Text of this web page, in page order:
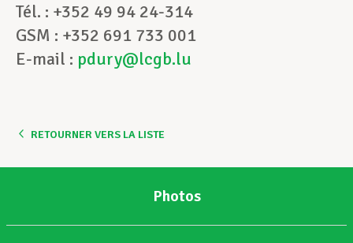
Tél. : +352 49 94 24-314
GSM : +352 691 733 001
E-mail : pdury@lcgb.lu
RETOURNER VERS LA LISTE
Photos